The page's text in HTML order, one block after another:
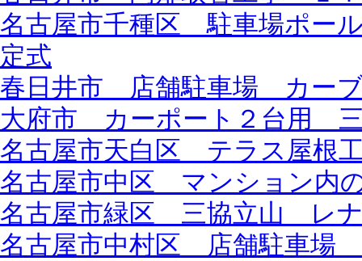
名古屋市千種区 駐車場ポー
定式
春日井市 店舗駐車場 カーブ
大府市 カーポート２台用
名古屋市天白区 テラス屋根
名古屋市中区 マンション内
名古屋市緑区 三協立山 レ
名古屋市中村区 店舗駐車場